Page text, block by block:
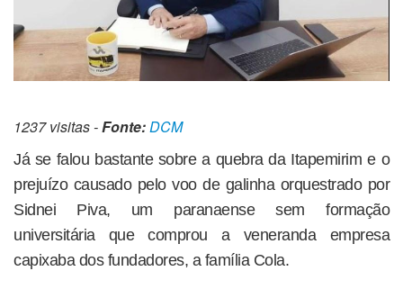
1237 visitas -Fonte:DCM
Já se falou bastante sobre a quebra da Itapemirim e o
prejuízo causado pelo voo de galinha orquestrado por
Sidnei Piva, um paranaense sem formação
universitária que comprou a veneranda empresa
capixaba dos fundadores, a família Cola.